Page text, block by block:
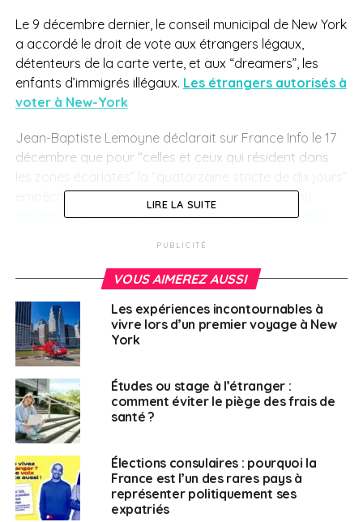
Le 9 décembre dernier, le conseil municipal de New York
a accordé le droit de vote aux étrangers légaux,
détenteurs de la carte verte, et aux “dreamers”, les
enfants d’immigrés illégaux. Les étrangers autorisés à
voter à New-York
Jean-Baptiste Lemoyne déclarait sur France Info le 17
décembre que pour “celles et ceux qui résident dans
empêche de “revenir juste pour les fêtes”.Revenir
seulement passer les fêtes en France, impossible
SUJETS ASSOCIÉS: AFE CFE FEATURED
NEW YORK
VOTE
A SUIVRE
« Le Covid-19 a caché les effets du Brexit »
NE RATEZ PAS
Vivre ailleurs, sur RFI : “Édition 2021 de la réunion
annuelle des Conseillers de coopération et
d’action culturelle“
Français à l'étranger
LIRE LA SUITE
PUBLICITÉ
VOUS AIMEREZ AUSSI
Les expériences incontournables à
vivre lors d’un premier voyage à New
York
Études ou stage à l’étranger :
comment éviter le piège des frais de
santé ?
Élections consulaires : pourquoi la
France est l’un des rares pays à
représenter politiquement ses
expatriés